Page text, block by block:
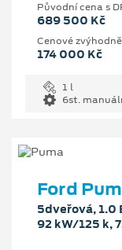
Původní cena s
689 500 Kč
Cenové
174 000 Kč
1 l
6st.
Ford
5dveřová, 1.0
92 kW/125 k,